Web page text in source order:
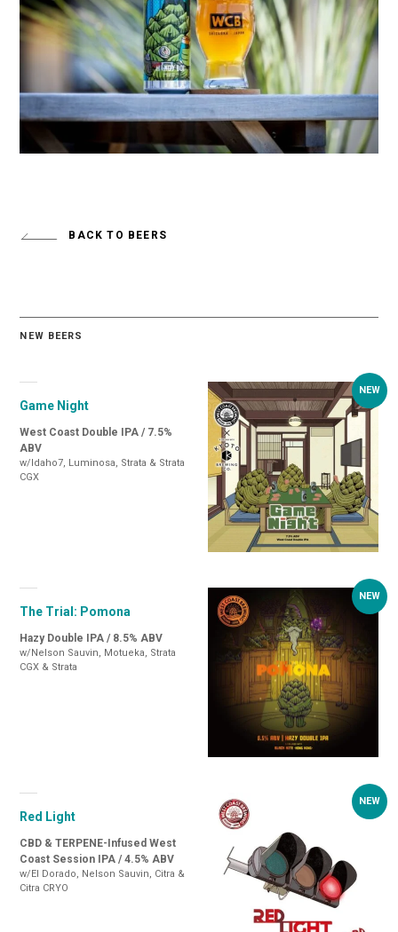
BACK TO BEERS
NEW BEERS
Game Night
West Coast Double IPA / 7.5%
ABV
w/Idaho7, Luminosa, Strata & Strata
CGX
The Trial: Pomona
Hazy Double IPA / 8.5% ABV
w/Nelson Sauvin, Motueka, Strata
CGX & Strata
Red Light
CBD & TERPENE-Infused West
Coast Session IPA / 4.5% ABV
w/El Dorado, Nelson Sauvin, Citra &
Citra CRYO